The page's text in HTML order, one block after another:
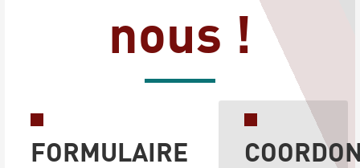
nous !
FORMULAIRE